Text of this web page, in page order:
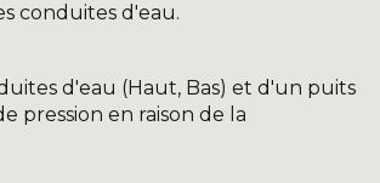
conduites d'eau.
d'eau (Haut, Bas) et d'un puits
pression en raison de la